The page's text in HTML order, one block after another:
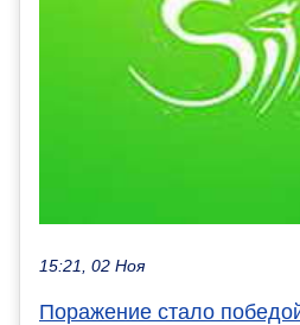
15:21, 02 Ноя
Поражение стало